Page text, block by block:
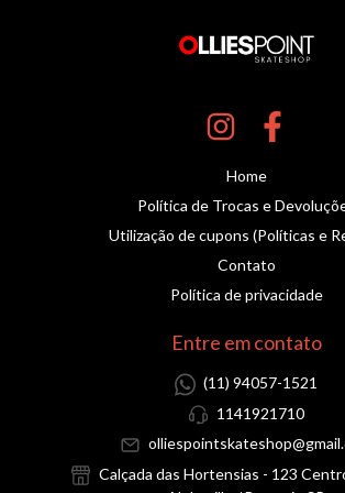
Home
Política de Trocas e
Utilização de cupons (Políticas e
Contato
Política de privacidade
Entre em contato
(11) 94057-1521
1141921710
Calçada das Hortensias - 123